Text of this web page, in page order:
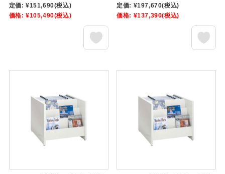
定価: ¥151,690(税込)
価格: ¥105,490(税込)
定価: ¥197,670(税込)
価格: ¥137,390(税込)